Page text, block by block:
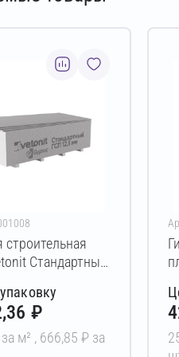
строительная
Стандартный
₽
м² , 666,85 ₽ за